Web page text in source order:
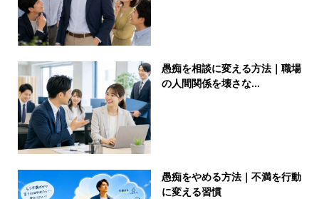
愚痴を相談に変える方法｜職場
の人間関係を壊さな...
愚痴をやめる方法｜不満を行動
に変える習慣